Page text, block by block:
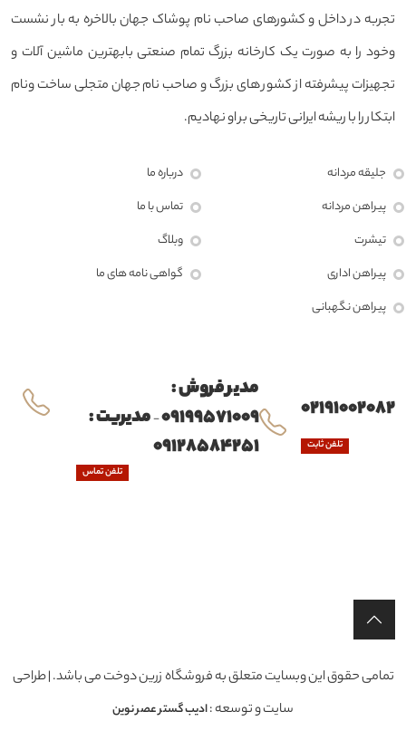
جلیقه مردانه
پیراهن مردانه
تیشرت
پیراهن اداری
پیراهن نگهبانی
درباره ما
تماس با ما
وبلاگ
گواهی نامه های ما
تجربه در داخل و کشورهای صاحب نام پوشاک جهان بالاخره به بار نشست
وخود را به صورت یک کارخانه بزرگ تمام صنعتی بابهترین ماشین آلات و
تجهیزات پیشرفته از کشور های بزرگ و صاحب نام جهان متجلی ساخت ونام
ابتکار را با ریشه ایرانی تاریخی بر او نهادیم.
02191002082
تلفن ثابت
مدیر فروش :
09199571009
-مدیریت :
09128584251
تلفن تماس
تمامی حقوق این وبسایت متعلق به فروشگاه زرین دوخت می باشد. | طراحی
سایت و توسعه :ادیب گستر عصر نوین